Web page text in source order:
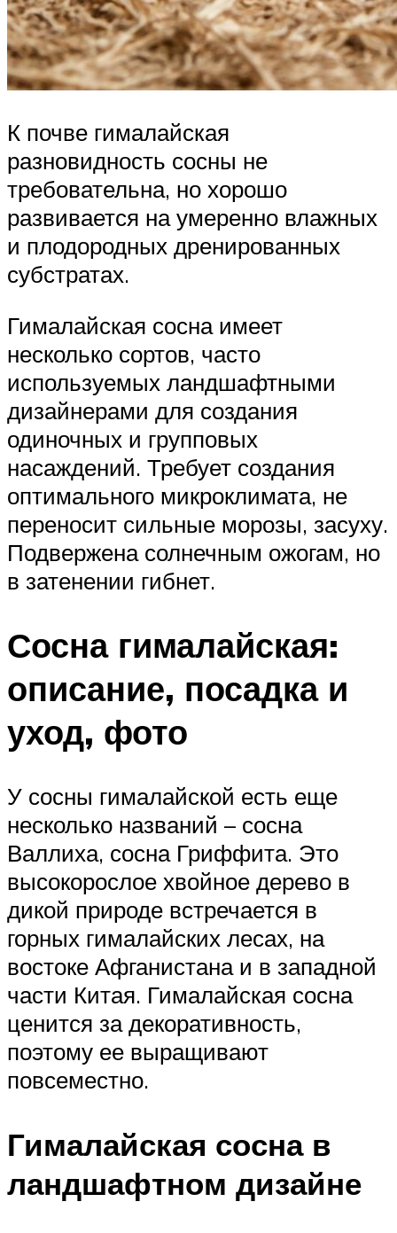
К почве гималайская
разновидность сосны не
требовательна, но хорошо
развивается на умеренно влажных
и плодородных дренированных
субстратах.
Гималайская сосна имеет
несколько сортов, часто
используемых ландшафтными
дизайнерами для создания
одиночных и групповых
насаждений. Требует создания
оптимального микроклимата, не
переносит сильные морозы, засуху.
Подвержена солнечным ожогам, но
в затенении гибнет.
Сосна гималайская:
описание, посадка и
уход, фото
У сосны гималайской есть еще
несколько названий – сосна
Валлиха, сосна Гриффита. Это
высокорослое хвойное дерево в
дикой природе встречается в
горных гималайских лесах, на
востоке Афганистана и в западной
части Китая. Гималайская сосна
ценится за декоративность,
поэтому ее выращивают
повсеместно.
Гималайская сосна в
ландшафтном дизайне